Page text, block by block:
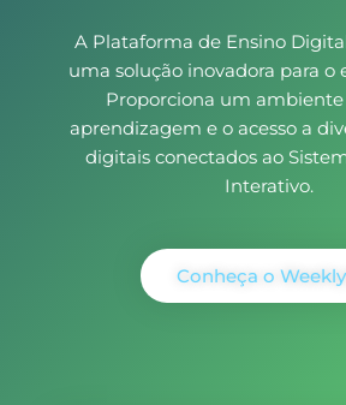
A Plataforma de Ensino
uma solução inovadora para o
Proporciona um
aprendizagem e o acesso a
digitais conectados ao
Interativo.
Conheça o Weekly